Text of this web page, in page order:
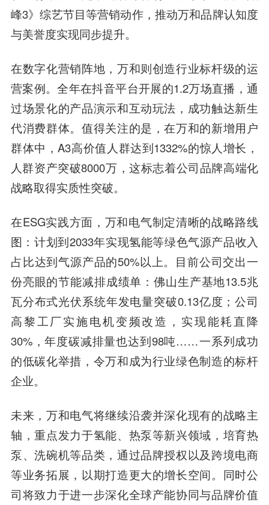
峰3》综艺节目等营销动作，推动万和品牌认知度
与美誉度实现同步提升。
在数字化营销阵地，万和则创造行业标杆级的运
营案例。全年在抖音平台开展的1.2万场直播，通
过场景化的产品演示和互动玩法，成功触达新生
代消费群体。值得关注的是，在万和的新增用户
群体中，A3高价值人群达到1332%的惊人增长，
人群资产突破8000万，这标志着公司品牌高端化
战略取得实质性突破。
在ESG实践方面，万和电气制定清晰的战略路线
图：计划到2033年实现氢能等绿色气源产品收入
占比达到气源产品的50%以上。目前公司交出一
份亮眼的节能减排成绩单：佛山生产基地13.5兆
瓦分布式光伏系统年发电量突破0.13亿度；公司
高黎工厂实施电机变频改造，实现能耗直降
30%，年度碳减排量也达到98吨……一系列成功
的低碳化举措，令万和成为行业绿色制造的标杆
企业。
未来，万和电气将继续沿袭并深化现有的战略主
轴，重点发力于氢能、热泵等新兴领域，培育热
泵、洗碗机等品类，通过品牌授权以及跨境电商
等业务拓展，以期打造更大的增长空间。同时公
司将致力于进一步深化全球产能协同与品牌价值